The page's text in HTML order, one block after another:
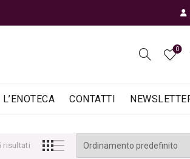
0
L’ENOTECA CONTATTI
risultati